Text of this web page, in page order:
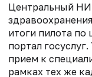
Центральный
итоги пилота по
портал
прием к
рамках тех же